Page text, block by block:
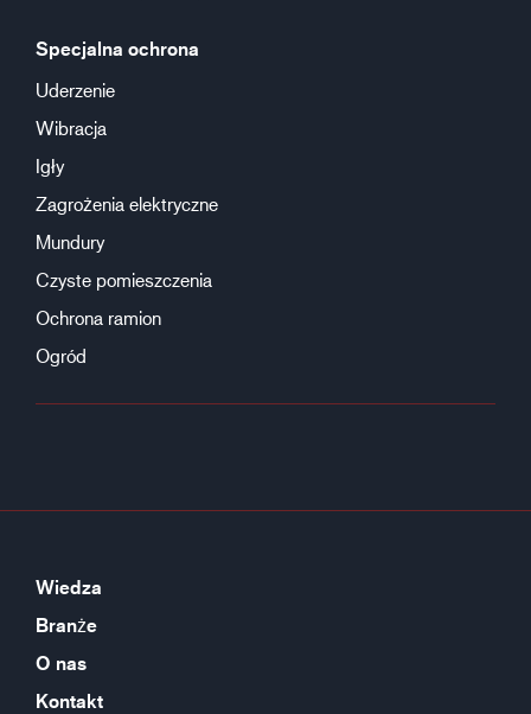
Specjalna ochrona
Uderzenie
Wibracja
Igły
Zagrożenia elektryczne
Mundury
Czyste pomieszczenia
Ochrona ramion
Ogród
Wiedza
Branże
O nas
Kontakt